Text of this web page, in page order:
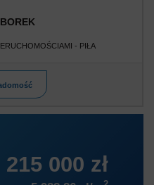
BOREK
- PIŁA
215 000 zł